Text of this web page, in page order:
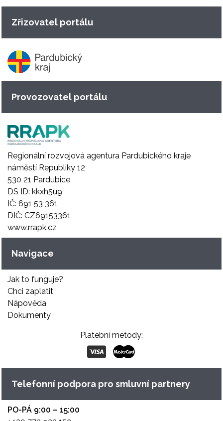
Zřizovatel portálu
Provozovatel portálu
Regionální rozvojová agentura Pardubického kraje
náměstí Republiky 12
530 21 Pardubice
DS ID: kkxh5u9
IČ: 691 53 361
DIČ: CZ69153361
www.rrapk.cz
Navigace
Jak to funguje?
Chci zaplatit
Nápověda
Dokumenty
Platební metody:
Telefonní podpora pro smluvní partnery
PO-PÁ 9:00 – 15:00